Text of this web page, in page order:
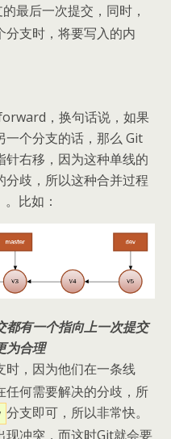
最后一次提交，同时，
分支时，将要写入的内
，换句话说，如果
一个分支的话，那么 Git
右移，因为这种单线的
分歧，所以这种合并过程
比如：
都有一个指向上一次提交
为合理
时，因为他们在一条线
任何需要解决的分歧，所
分支即可，所以非常快。
现冲突，而这时Git就会要